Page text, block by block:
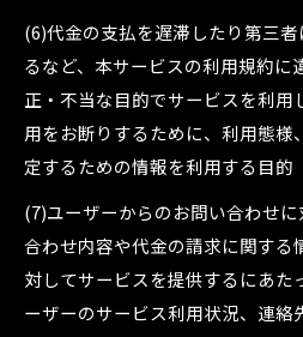
(6)代金の支払を遅滞したり第三
るなど、本サービスの利用規約に
正・不当な目的でサービスを利用
用をお断りするために、利用態様
定するための情報を利用する目的
(7)ユーザーからのお問い合わせ
合わせ内容や代金の請求に関する
対してサービスを提供するにあた
ーザーのサービス利用状況、連絡